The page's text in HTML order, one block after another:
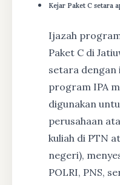
Kejar Paket C setara
Ijazah
Paket C di
setara dengan
program IPA
digunakan
perusahaan
kuliah di PTN
negeri),
POLRI, PNS,